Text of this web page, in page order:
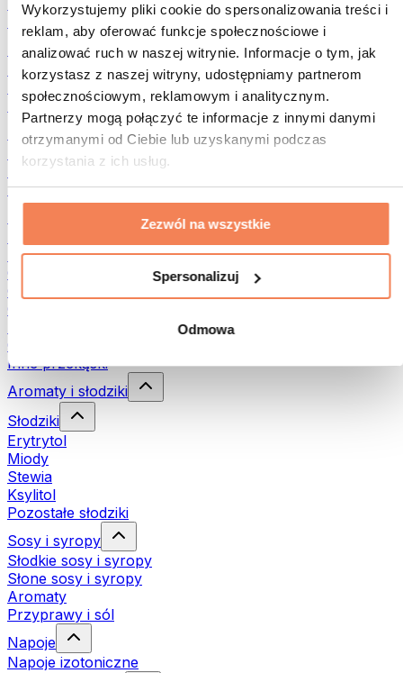
Wykorzystujemy pliki cookie do spersonalizowania treści i
reklam, aby oferować funkcje społecznościowe i
analizować ruch w naszej witrynie. Informacje o tym, jak
korzystasz z naszej witryny, udostępniamy partnerom
społecznościowym, reklamowym i analitycznym.
Partnerzy mogą połączyć te informacje z innymi danymi
otrzymanymi od Ciebie lub uzyskanymi podczas
korzystania z ich usług.
Zezwól na wszystkie
Spersonalizuj
Odmowa
Rośliny strączkowe
Inna żywność fitness
Masła orzechowe
Masło orzechowe 100%
Słodkie masła orzechowe
Masła orzechowe z białkiem
Superfood
Zielone superfoods
Błonnik
Inne superfoods
Suszone mięso
Owoce liofilizowane
Ciastka proteinowe
Chipsy i chrupki
Czekolady
Inne przekąski
Aromaty i słodziki
Słodziki
Erytrytol
Miody
Stewia
Ksylitol
Pozostałe słodziki
Sosy i syropy
Słodkie sosy i syropy
Słone sosy i syropy
Aromaty
Przyprawy i sól
Napoje
Napoje izotoniczne